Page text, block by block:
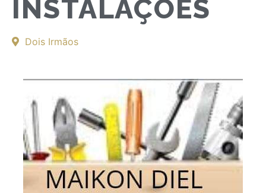
INSTALAÇÕES
Dois Irmãos